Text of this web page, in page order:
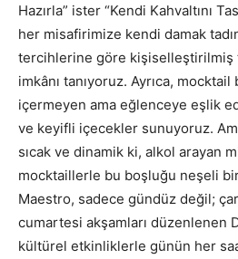
Hazırla” ister “Kendi Kahvaltını
her misafirimize kendi damak
tercihlerine göre kişiselleştirilmiş
imkânı tanıyoruz. Ayrıca, mocktail
içermeyen ama eğlenceye eşlik
ve keyifli içecekler sunuyoruz.
sıcak ve dinamik ki, alkol arayan
mocktaillerle bu boşluğu neşeli
Maestro, sadece gündüz değil;
cumartesi akşamları düzenlenen
kültürel etkinliklerle günün her